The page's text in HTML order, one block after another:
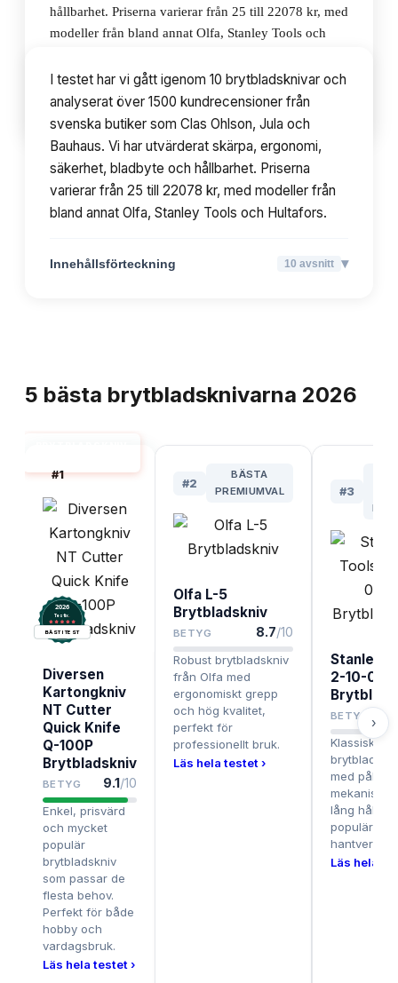
hållbarhet. Priserna varierar från 25 till 22078 kr, med
modeller från bland annat Olfa, Stanley Tools och
Innehållsförteckning 10avsnitt
I testet har vi gått igenom 10 brytbladsknivar och
analyserat över 1500 kundrecensioner från
svenska butiker som Clas Ohlson, Jula och
Bauhaus. Vi har utvärderat skärpa, ergonomi,
säkerhet, bladbyte och hållbarhet. Priserna
varierar från 25 till 22078 kr, med modeller från
bland annat Olfa, Stanley Tools och Hultafors.
Innehållsförteckning 10 avsnitt ▾
5 bästa brytbladsknivarna 2026
#1
2026
Testix.
BÄST I TEST
Diversen
Kartongkniv
NT Cutter
Quick Knife
Q-100P
Brytbladskniv
BETYG 9.1/10
Enkel, prisvärd
och mycket
populär
brytbladskniv
som passar de
flesta behov.
Perfekt för både
hobby och
vardagsbruk.
Läs hela testet ›
#2
BÄSTA
PREMIUMVAL
Olfa L-5
Brytbladskniv
BETYG 8.7/10
Robust brytbladskniv
från Olfa med
ergonomiskt grepp
och hög kvalitet,
perfekt för
professionellt bruk.
Läs hela testet ›
#3
Stanley
2-10-099
BETYG
Klassisk
med pålitlig
mekanism
lång
populär
Läs hela
›